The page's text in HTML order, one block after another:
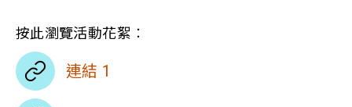
按此瀏覽活動花絮︰
連結 1